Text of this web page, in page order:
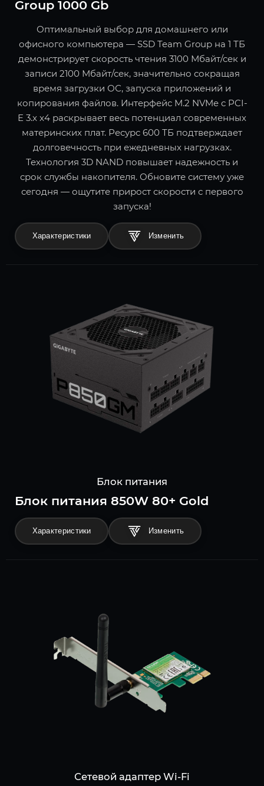
Group 1000 Gb
Оптимальный выбор для домашнего или
офисного компьютера — SSD Team Group на 1 ТБ
демонстрирует скорость чтения 3100 Мбайт/сек и
записи 2100 Мбайт/сек, значительно сокращая
время загрузки ОС, запуска приложений и
копирования файлов. Интерфейс M.2 NVMe с PCI-
E 3.x x4 раскрывает весь потенциал современных
материнских плат. Ресурс 600 ТБ подтверждает
долговечность при ежедневных нагрузках.
Технология 3D NAND повышает надежность и
срок службы накопителя. Обновите систему уже
сегодня — ощутите прирост скорости с первого
запуска!
Характеристики
Блок питания
Блок питания 850W 80+ Gold
Характеристики
Сетевой адаптер Wi-Fi